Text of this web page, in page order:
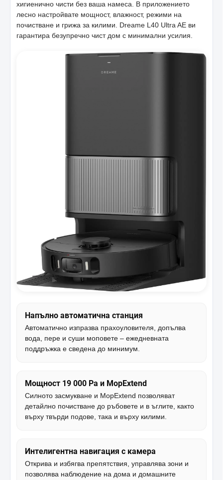
хигиенично чисти без ваша намеса. В приложението
лесно настройвате мощност, влажност, режими на
почистване и грижа за килими. Dreame L40 Ultra AE ви
гарантира безупречно чист дом с минимални усилия.
Напълно автоматична станция
Автоматично изпразва прахоуловителя, допълва
вода, пере и суши моповете – ежедневната
поддръжка е сведена до минимум.
Мощност 19 000 Pa и MopExtend
Силното засмукване и MopExtend позволяват
детайлно почистване до ръбовете и в ъглите, както
върху твърди подове, така и върху килими.
Интелигентна навигация с камера
Открива и избягва препятствия, управлява зони и
позволява наблюдение на дома и домашните